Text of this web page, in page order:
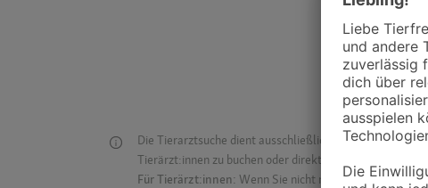
Die Tierarztsuche dient ausschließlich dazu,
Tierärzt:innen zu buchen oder direkt mit ihnen in
Für Tierärzt:innen: Wenn Sie nicht mehr auf der Dr.